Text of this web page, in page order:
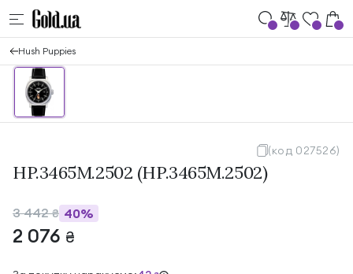
Hush Puppies
(код 027526)
HP.3465M.2502 (HP.3465M.2502)
3 442₴ 40%
2 076 ₴